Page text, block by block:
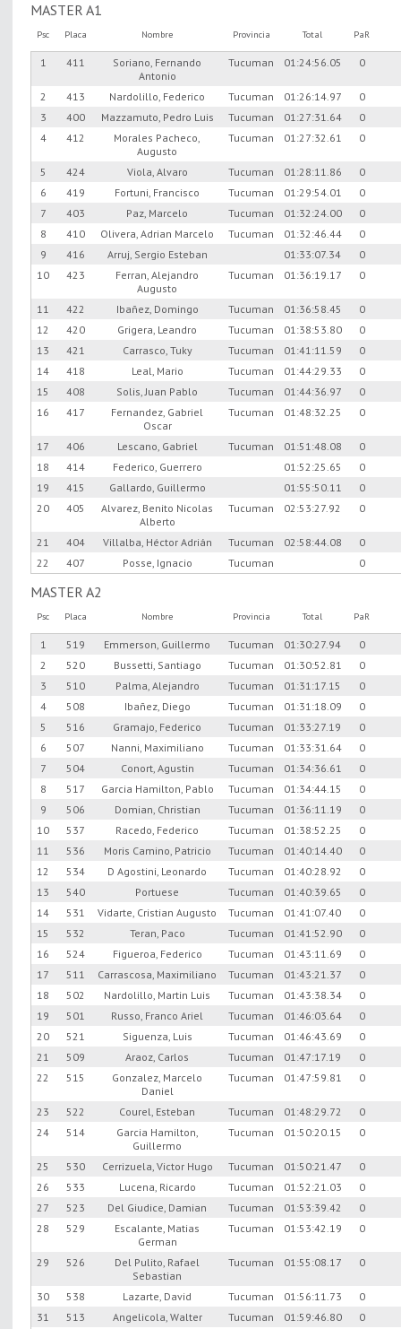
MASTER A1
Psc Placa Nombre Provincia Total PaR
1 411
Soriano, Fernando
Antonio
Tucuman 01:24:56.05 0
2 413 Nardolillo, Federico Tucuman 01:26:14.97
0
3
400 Mazzamuto, Pedro Luis Tucuman 01:27:31.64
0
4
412
Morales Pacheco,
Augusto
Tucuman 01:27:32.61 0
5 424 Viola, Alvaro Tucuman 01:28:11.86
0
6
419 Fortuni, Francisco Tucuman 01:29:54.01
0
7
403 Paz, Marcelo Tucuman 01:32:24.00
0
8
410 Olivera, Adrian Marcelo Tucuman 01:32:46.44
0
9
416 Arruj, Sergio Esteban 01:33:07.34
0
10
423
Ferran, Alejandro
Augusto
Tucuman 01:36:19.17 0
11 422 Ibañez, Domingo Tucuman 01:36:58.45
0
12
420 Grigera, Leandro Tucuman 01:38:53.80
0
13
421 Carrasco, Tuky Tucuman 01:41:11.59
0
14
418 Leal, Mario Tucuman 01:44:29.33
0
15
408 Solis, Juan Pablo Tucuman 01:44:36.97
0
16
417
Fernandez, Gabriel
Oscar
Tucuman 01:48:32.25 0
17 406 Lescano, Gabriel Tucuman 01:51:48.08
0
18
414 Federico, Guerrero 01:52:25.65
0
19
415 Gallardo, Guillermo 01:55:50.11
0
20
405
Alvarez, Benito Nicolas
Alberto
Tucuman 02:53:27.92 0
21 404 Villalba, Héctor Adrián Tucuman 02:58:44.08
0
22
407 Posse, Ignacio Tucuman 0
MASTER A2
Psc Placa Nombre Provincia Total PaR
1 519 Emmerson, Guillermo Tucuman 01:30:27.94
0
2
520 Bussetti, Santiago Tucuman 01:30:52.81
0
3
510 Palma, Alejandro Tucuman 01:31:17.15
0
4
508 Ibañez, Diego Tucuman 01:31:18.09
0
5
516 Gramajo, Federico Tucuman 01:33:27.19
0
6
507 Nanni, Maximiliano Tucuman 01:33:31.64
0
7
504 Conort, Agustin Tucuman 01:34:36.61
0
8
517 Garcia Hamilton, Pablo Tucuman 01:34:44.15
0
9
506 Domian, Christian Tucuman 01:36:11.19
0
10
537 Racedo, Federico Tucuman 01:38:52.25
0
11
536 Moris Camino, Patricio Tucuman 01:40:14.40
0
12
534 D Agostini, Leonardo Tucuman 01:40:28.92
0
13
540 Portuese Tucuman 01:40:39.65
0
14
531 Vidarte, Cristian Augusto Tucuman 01:41:07.40
0
15
532 Teran, Paco Tucuman 01:41:52.90
0
16
524 Figueroa, Federico Tucuman 01:43:11.69
0
17
511 Carrascosa, Maximiliano Tucuman 01:43:21.37
0
18
502 Nardolillo, Martin Luis Tucuman 01:43:38.34
0
19
501 Russo, Franco Ariel Tucuman 01:46:03.64
0
20
521 Siguenza, Luis Tucuman 01:46:43.69
0
21
509 Araoz, Carlos Tucuman 01:47:17.19
0
22
515
Gonzalez, Marcelo
Daniel
Tucuman 01:47:59.81 0
23 522 Courel, Esteban Tucuman 01:48:29.72
0
24
514
Garcia Hamilton,
Guillermo
Tucuman 01:50:20.15 0
25 530 Cerrizuela, Victor Hugo Tucuman 01:50:21.47
0
26
533 Lucena, Ricardo Tucuman 01:52:21.03
0
27
523 Del Giudice, Damian Tucuman 01:53:39.42
0
28
529
Escalante, Matias
German
Tucuman 01:53:42.19 0
29 526
Del Pulito, Rafael
Sebastian
Tucuman 01:55:08.17 0
30 538 Lazarte, David Tucuman 01:56:11.73
0
31
513 Angelicola, Walter Tucuman 01:59:46.80
0